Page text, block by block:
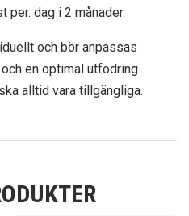
dag i 2 månader.
och bör anpassas
en optimal utfodring
alltid vara tillgängliga.